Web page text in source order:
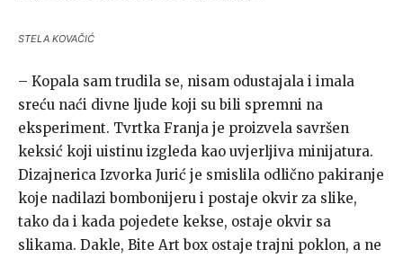
STELA KOVAČIĆ
– Kopala sam trudila se, nisam odustajala i imala
sreću naći divne ljude koji su bili spremni na
eksperiment. Tvrtka Franja je proizvela savršen
keksić koji uistinu izgleda kao uvjerljiva minijatura.
Dizajnerica Izvorka Jurić je smislila odlično pakiranje
koje nadilazi bombonijeru i postaje okvir za slike,
tako da i kada pojedete kekse, ostaje okvir sa
slikama. Dakle, Bite Art box ostaje trajni poklon, a ne